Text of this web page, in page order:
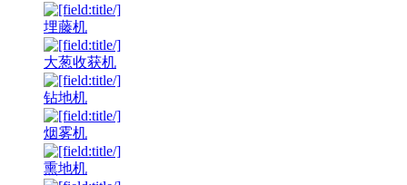
埋藤机
大葱收获机
钻地机
烟雾机
熏地机